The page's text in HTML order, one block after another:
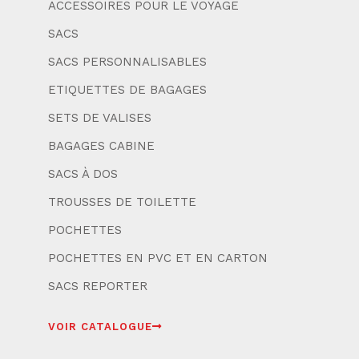
ACCESSOIRES POUR LE VOYAGE
SACS
SACS PERSONNALISABLES
ETIQUETTES DE BAGAGES
SETS DE VALISES
BAGAGES CABINE
SACS À DOS
TROUSSES DE TOILETTE
POCHETTES
POCHETTES EN PVC ET EN CARTON
SACS REPORTER
VOIR CATALOGUE